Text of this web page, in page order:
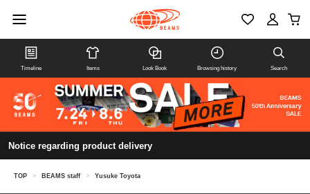
Timeline Items Look Book Browsing history Search
Notice regarding product delivery
TOP > BEAMS staff > Yusuke Toyota